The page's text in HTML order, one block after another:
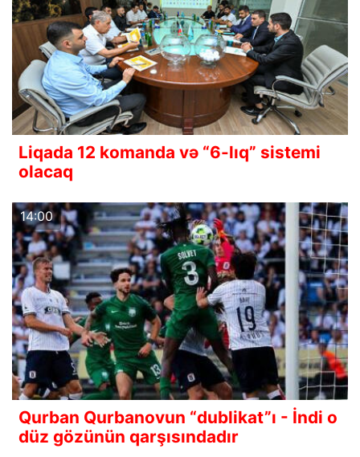
Liqada 12 komanda və “6-lıq” sistemi
olacaq
14:00
Qurban Qurbanovun “dublikat”ı - İndi o
düz gözünün qarşısındadır